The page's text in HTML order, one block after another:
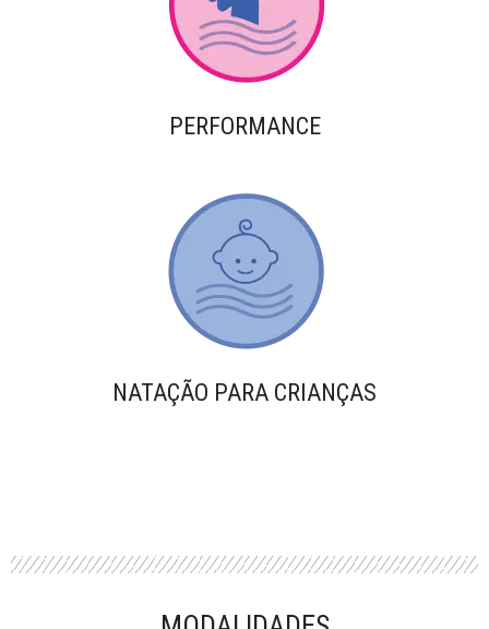
PERFORMANCE
NATAÇÃO PARA CRIANÇAS